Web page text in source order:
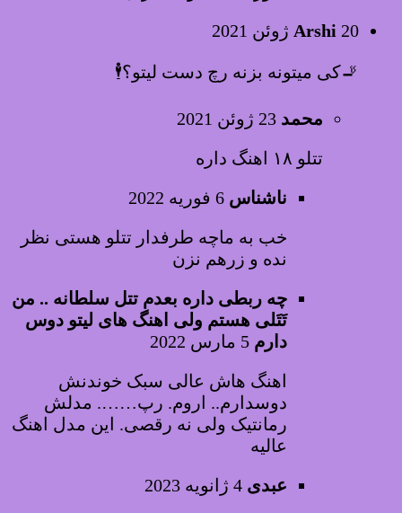
Arshi 20 ژوئن 2021
🚬کی میتونه بزنه رچ دست لیتو؟🕴️
محمد 23 ژوئن 2021
تتلو ۱۸ اهنگ داره
ناشناس 6 فوریه 2022
خب به ماچه طرفدار تتلو هستی نظر
نده و زرهم نزن
چه ربطی داره بعدم تتل سلطانه .. من
تَتَلی هستم ولی اهنگ های لیتو دوس
دارم 5 مارس 2022
اهنگ هاش عالی سبک خوندنش
دوسدارم.. اروم. رپ……. مدلش
رمانتیک ولی نه رقصی. این مدل اهنگ
عالیه
عبدی 4 ژانویه 2023